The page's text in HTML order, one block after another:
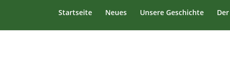
Startseite Neues Unsere Geschichte